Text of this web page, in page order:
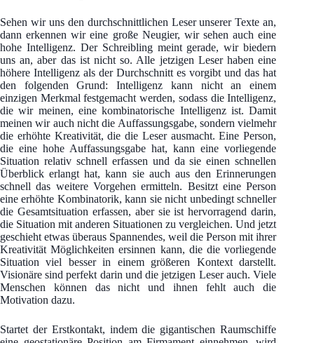
Sehen wir uns den durchschnittlichen Leser unserer Texte an,
dann erkennen wir eine große Neugier, wir sehen auch eine
hohe Intelligenz. Der Schreibling meint gerade, wir biedern
uns an, aber das ist nicht so. Alle jetzigen Leser haben eine
höhere Intelligenz als der Durchschnitt es vorgibt und das hat
den folgenden Grund: Intelligenz kann nicht an einem
einzigen Merkmal festgemacht werden, sodass die Intelligenz,
die wir meinen, eine kombinatorische Intelligenz ist. Damit
meinen wir auch nicht die Auffassungsgabe, sondern vielmehr
die erhöhte Kreativität, die die Leser ausmacht. Eine Person,
die eine hohe Auffassungsgabe hat, kann eine vorliegende
Situation relativ schnell erfassen und da sie einen schnellen
Überblick erlangt hat, kann sie auch aus den Erinnerungen
schnell das weitere Vorgehen ermitteln. Besitzt eine Person
eine erhöhte Kombinatorik, kann sie nicht unbedingt schneller
die Gesamtsituation erfassen, aber sie ist hervorragend darin,
die Situation mit anderen Situationen zu vergleichen. Und jetzt
geschieht etwas überaus Spannendes, weil die Person mit ihrer
Kreativität Möglichkeiten ersinnen kann, die die vorliegende
Situation viel besser in einem größeren Kontext darstellt.
Visionäre sind perfekt darin und die jetzigen Leser auch. Viele
Menschen können das nicht und ihnen fehlt auch die
Motivation dazu.
Startet der Erstkontakt, indem die gigantischen Raumschiffe